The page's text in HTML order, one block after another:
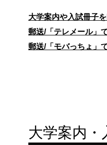
大学案内や入試冊子
郵送/「テレメール」
郵送/「モバっちょ」
大学案内